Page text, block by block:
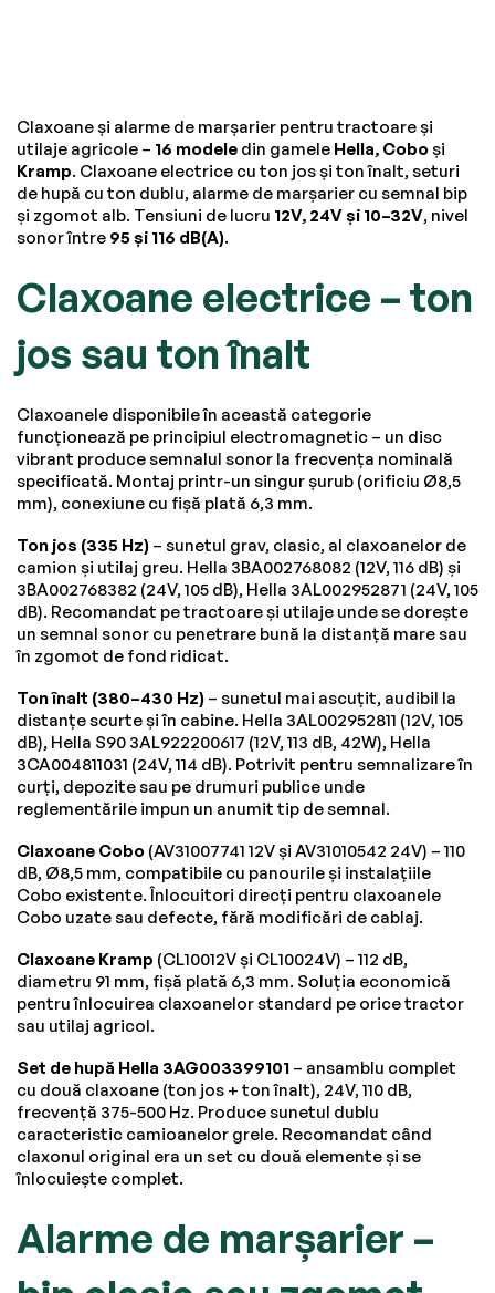
Claxoane și alarme de marșarier pentru tractoare și
utilaje agricole – 16 modele din gamele Hella, Cobo și
Kramp. Claxoane electrice cu ton jos și ton înalt, seturi
de hupă cu ton dublu, alarme de marșarier cu semnal bip
și zgomot alb. Tensiuni de lucru 12V, 24V și 10–32V, nivel
sonor între 95 și 116 dB(A).
Claxoane electrice – ton
jos sau ton înalt
Claxoanele disponibile în această categorie
funcționează pe principiul electromagnetic – un disc
vibrant produce semnalul sonor la frecvența nominală
specificată. Montaj printr-un singur șurub (orificiu Ø8,5
mm), conexiune cu fișă plată 6,3 mm.
Ton jos (335 Hz) – sunetul grav, clasic, al claxoanelor de
camion și utilaj greu. Hella 3BA002768082 (12V, 116 dB) și
3BA002768382 (24V, 105 dB), Hella 3AL002952871 (24V, 105
dB). Recomandat pe tractoare și utilaje unde se dorește
un semnal sonor cu penetrare bună la distanță mare sau
în zgomot de fond ridicat.
Ton înalt (380–430 Hz) – sunetul mai ascuțit, audibil la
distanțe scurte și în cabine. Hella 3AL002952811 (12V, 105
dB), Hella S90 3AL922200617 (12V, 113 dB, 42W), Hella
3CA004811031 (24V, 114 dB). Potrivit pentru semnalizare în
curți, depozite sau pe drumuri publice unde
reglementările impun un anumit tip de semnal.
Claxoane Cobo (AV31007741 12V și AV31010542 24V) – 110
dB, Ø8,5 mm, compatibile cu panourile și instalațiile
Cobo existente. Înlocuitori direcți pentru claxoanele
Cobo uzate sau defecte, fără modificări de cablaj.
Claxoane Kramp (CL10012V și CL10024V) – 112 dB,
diametru 91 mm, fișă plată 6,3 mm. Soluția economică
pentru înlocuirea claxoanelor standard pe orice tractor
sau utilaj agricol.
Set de hupă Hella 3AG003399101 – ansamblu complet
cu două claxoane (ton jos + ton înalt), 24V, 110 dB,
frecvență 375-500 Hz. Produce sunetul dublu
caracteristic camioanelor grele. Recomandat când
claxonul original era un set cu două elemente și se
înlocuiește complet.
Alarme de marșarier –